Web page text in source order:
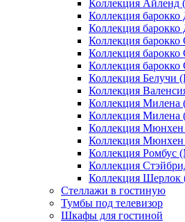
Коллекция Айленд
Коллекция
Коллекция
Коллекция
Коллекция
Коллекция
Коллекция Белучи
Коллекция
Коллекция
Коллекция Милена
Коллекция
Коллекция Мюнхен
Коллекция Ромбус
Коллекция
Коллекция
Стеллажи в гостиную
Тумбы под телевизор
Шкафы для гостиной